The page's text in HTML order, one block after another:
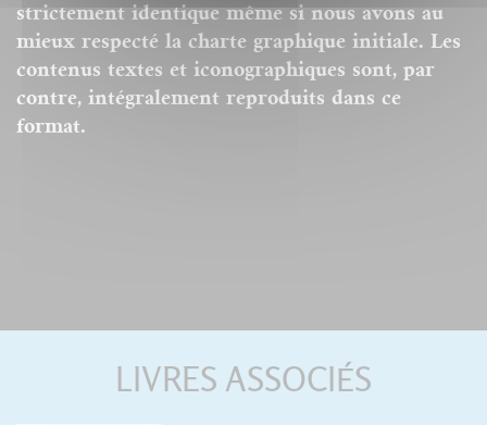
strictement identique même si nous avons au
mieux respecté la charte graphique initiale. Les
contenus textes et iconographiques sont, par
contre, intégralement reproduits dans ce
format.
LIVRES ASSOCIÉS